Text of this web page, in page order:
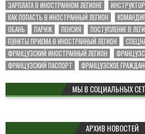
ЗАРПЛАТА В ИНОСТРАННОМ ЛЕГИОНЕ
ИНСТРУКТОР
КАК ПОПАСТЬ В ИНОСТРАННЫЙ ЛЕГИОН
ОБАНЬ
ПАРИЖ ПЕНСИЯ ПОСТУПЛЕНИЕ В
ПУНКТЫ ПРИЕМА В ИНОСТРАННЫЙ ЛЕГИОН
ФРАНЦУЗСКИЙ ИНОСТРАННЫЙ ЛЕГИОН
ФРАНЦУЗСКИЙ ПАСПОРТ
ФРАНЦУЗСКОЕ
МЫ В СОЦИАЛЬНЫХ
АРХИВ НОВОСТЕЙ